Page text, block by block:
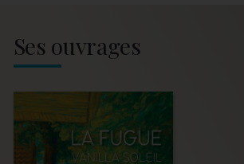
Ses ouvrages